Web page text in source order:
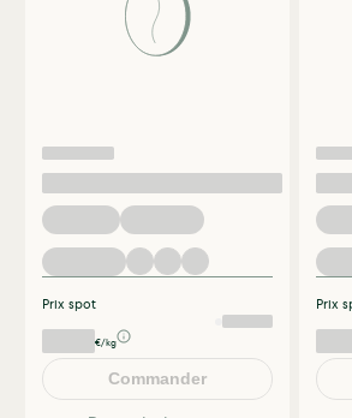
Prix spot
€/kg
Commander
Prix